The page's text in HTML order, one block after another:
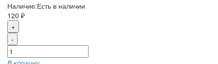
Наличие:Есть в наличии
120 ₽
+
-